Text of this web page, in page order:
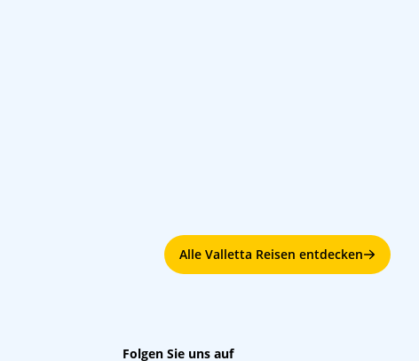
Alle Valletta Reisen entdecken
Folgen Sie uns auf